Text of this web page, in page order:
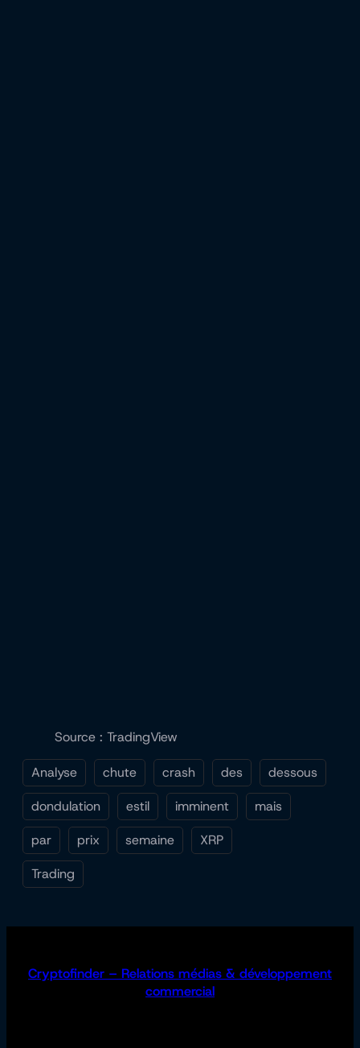
Source : TradingView
Analyse chute crash des
dessous
dondulation
estil imminent
mais
par
prix semaine
XRP
Trading
Cryptofinder – Relations médias & développement
commercial